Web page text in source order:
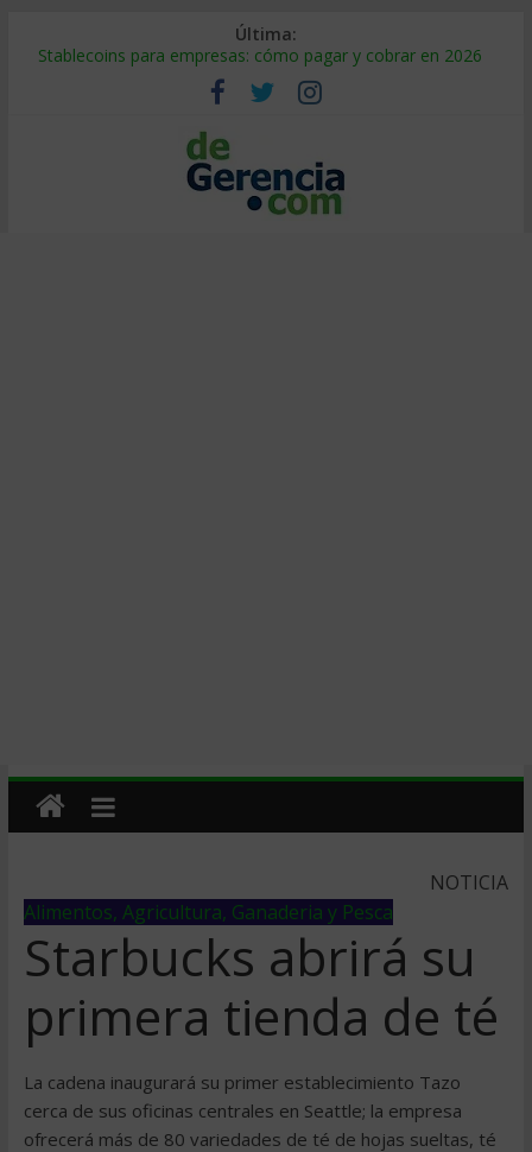
Última:
Stablecoins para empresas: cómo pagar y cobrar en 2026
Despido silencioso: qué es y por qué sale tan caro
IA en selección de personal: cómo auditarla a tiempo
Trabajo forzoso en la cadena de suministro: qué hacer
Mercado hispano de EE. UU.: cómo segmentarlo y venderle
NOTICIA
Alimentos, Agricultura, Ganaderia y Pesca
Starbucks abrirá su
primera tienda de té
La cadena inaugurará su primer establecimiento Tazo
cerca de sus oficinas centrales en Seattle; la empresa
ofrecerá más de 80 variedades de té de hojas sueltas, té